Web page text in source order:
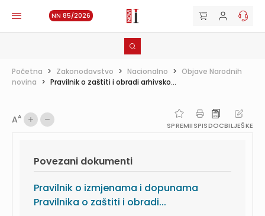
NN 85/2026
Početna > Zakonodavstvo > Nacionalno > Objave Narodnih
novina > Pravilnik o zaštiti i obradi arhivsko...
AA
SPREMIISPISDOCBILJEŠKE
Povezani dokumenti
Pravilnik o izmjenama i dopunama
Pravilnika o zaštiti i obradi...